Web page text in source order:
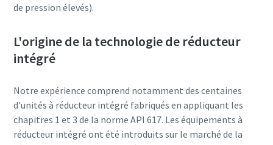
de pression élevés).
L'origine de la technologie de réducteur
intégré
Notre expérience comprend notamment des centaines
d'unités à réducteur intégré fabriqués en appliquant les
chapitres 1 et 3 de la norme API 617. Les équipements à
réducteur intégré ont été introduits sur le marché de la